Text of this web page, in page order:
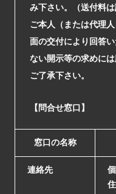
み下さい。（送付料
ご本人（または代理
面の交付により回答
ない開示等の求めに
ご了承下さい。
【問合せ窓口】
窓口の名称
連絡先